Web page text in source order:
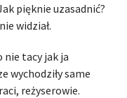
pięknie uzasadnić?
widział.
nie tacy jak ja
wychodziły same
reżyserowie.